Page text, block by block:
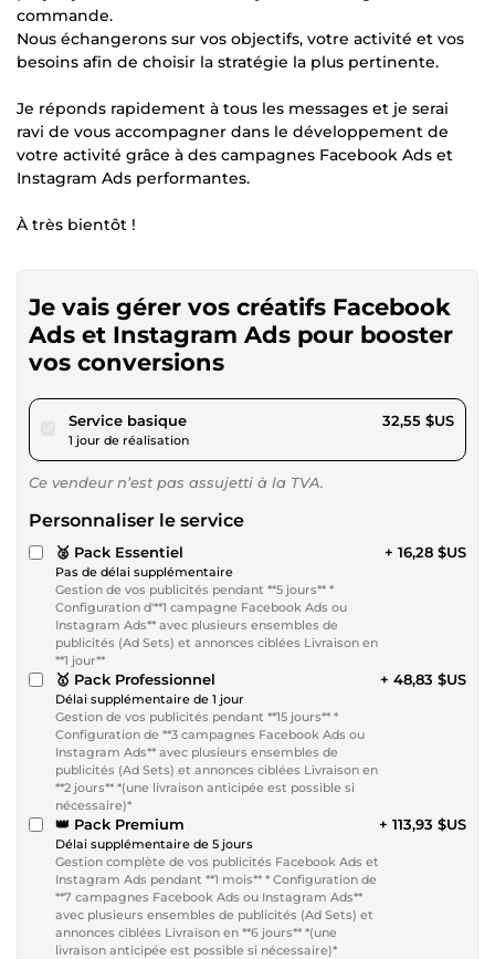
commande.
Nous échangerons sur vos objectifs, votre activité et vos
besoins afin de choisir la stratégie la plus pertinente.
Je réponds rapidement à tous les messages et je serai
ravi de vous accompagner dans le développement de
votre activité grâce à des campagnes Facebook Ads et
Instagram Ads performantes.
À très bientôt !
Je vais gérer vos créatifs Facebook
Ads et Instagram Ads pour booster
vos conversions
Service basiquepour 30,00 $US
1 jour de réalisation
32,55 $US
Ce vendeur n’est pas assujetti à la TVA.
Personnaliser le service
🥈 Pack Essentiel
Pas de délai supplémentaire
Gestion de vos publicités pendant **5 jours** *
Configuration d'**1 campagne Facebook Ads ou
Instagram Ads** avec plusieurs ensembles de
publicités (Ad Sets) et annonces ciblées Livraison en
**1 jour**
+ 16,28 $US
🥇 Pack Professionnel
Délai supplémentaire de 1 jour
Gestion de vos publicités pendant **15 jours** *
Configuration de **3 campagnes Facebook Ads ou
Instagram Ads** avec plusieurs ensembles de
publicités (Ad Sets) et annonces ciblées Livraison en
**2 jours** *(une livraison anticipée est possible si
nécessaire)*
+ 48,83 $US
👑 Pack Premium
Délai supplémentaire de 5 jours
Gestion complète de vos publicités Facebook Ads et
Instagram Ads pendant **1 mois** * Configuration de
**7 campagnes Facebook Ads ou Instagram Ads**
avec plusieurs ensembles de publicités (Ad Sets) et
annonces ciblées Livraison en **6 jours** *(une
livraison anticipée est possible si nécessaire)*
+ 113,93 $US